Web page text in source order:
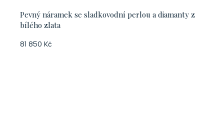
Pevný náramek se sladkovodní perlou a diamanty z
bílého zlata
81 850 Kč